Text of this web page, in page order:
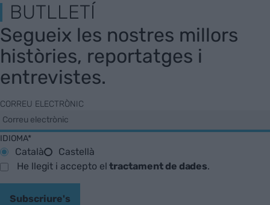
BUTLLETÍ
Segueix les nostres millors
històries, reportatges i
entrevistes.
CORREU ELECTRÒNIC
IDIOMA*
Català
Castellà
He llegit i accepto eltractament de dades.
Subscriure's